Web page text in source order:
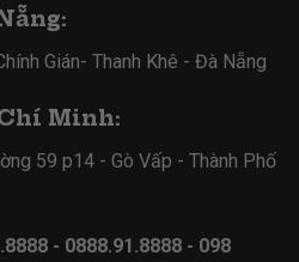
Gián- Thanh Khê - Đà Nẵng
Minh:
59 p14 - Gò Vấp - Thành Phố
- 0888.91.8888 - 098